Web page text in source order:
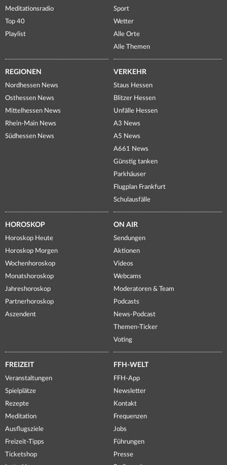
Meditationsradio
Top 40
Playlist
Sport
Wetter
Alle Orte
Alle Themen
REGIONEN
Nordhessen News
Osthessen News
Mittelhessen News
Rhein-Main News
Südhessen News
VERKEHR
Staus Hessen
Blitzer Hessen
Unfälle Hessen
A3 News
A5 News
A661 News
Günstig tanken
Parkhäuser
Flugplan Frankfurt
Schulausfälle
HOROSKOP
Horoskop Heute
Horoskop Morgen
Wochenhoroskop
Monatshoroskop
Jahreshoroskop
Partnerhoroskop
Aszendent
ON AIR
Sendungen
Aktionen
Videos
Webcams
Moderatoren & Team
Podcasts
News-Podcast
Themen-Ticker
Voting
FREIZEIT
Veranstaltungen
Spielplätze
Rezepte
Meditation
Ausflugsziele
Freizeit-Tipps
Ticketshop
FFH-WELT
FFH-App
Newsletter
Kontakt
Frequenzen
Jobs
Führungen
Presse